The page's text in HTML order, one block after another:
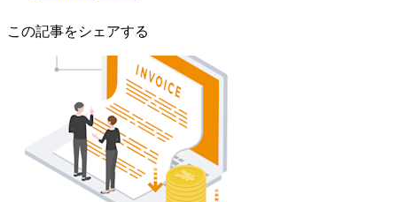
この記事をシェアする